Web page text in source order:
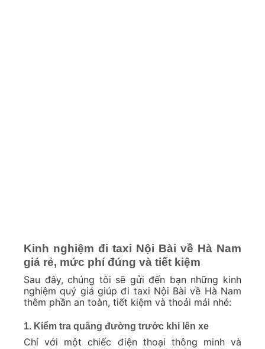
Kinh nghiệm đi taxi Nội Bài về Hà Nam
giá rẻ, mức phí đúng và tiết kiệm
Sau đây, chúng tôi sẽ gửi đến bạn những kinh
nghiệm quý giá giúp đi taxi Nội Bài về Hà Nam
thêm phần an toàn, tiết kiệm và thoải mái nhé:
1. Kiểm tra quãng đường trước khi lên xe
Chỉ với một chiếc điện thoại thông minh và